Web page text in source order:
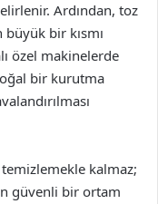
Ardından, toz
bir kısmı
özel makinelerde
bir kurutma
temizlemekle kalmaz;
güvenli bir ortam